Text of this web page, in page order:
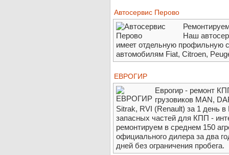
Автосервис Перово
Наш
имеет отдельную профильную
автомобилям Fiat, Citroen,
ЕВРОГИР
Еврогир - ремонт
грузовиков MAN,
Sitrak, RVI (Renault) за 1 день
запасных частей для КПП -
ремонтируем в среднем 150
официального дилера за два
дней без ограничения пробега.